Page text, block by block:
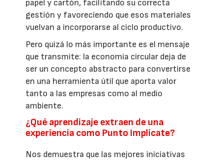
papel y cartón, facilitando su correcta
gestión y favoreciendo que esos materiales
vuelvan a incorporarse al ciclo productivo.
Pero quizá lo más importante es el mensaje
que transmite: la economía circular deja de
ser un concepto abstracto para convertirse
en una herramienta útil que aporta valor
tanto a las empresas como al medio
ambiente.
¿Qué aprendizaje extraen de una
experiencia como Punto Implícate?
Nos demuestra que las mejores iniciativas